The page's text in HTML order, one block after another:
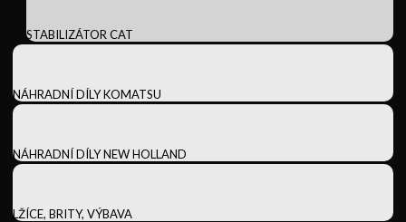
STABILIZÁTOR CAT
NÁHRADNÍ DÍLY KOMATSU
NÁHRADNÍ DÍLY NEW HOLLAND
LŽÍCE, BRITY, VÝBAVA